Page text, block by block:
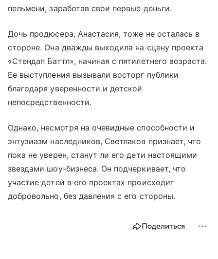
пельмени, заработав свои первые деньги.
Дочь продюсера, Анастасия, тоже не осталась в
стороне. Она дважды выходила на сцену проекта
«Стендап Баттл», начиная с пятилетнего возраста.
Ее выступления вызывали восторг публики
благодаря уверенности и детской
непосредственности.
Однако, несмотря на очевидные способности и
энтузиазм наследников, Светлаков признает, что
пока не уверен, станут ли его дети настоящими
звездами шоу-бизнеса. Он подчеркивает, что
участие детей в его проектах происходит
добровольно, без давления с его стороны.
Поделиться